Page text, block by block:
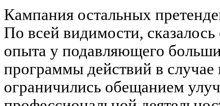
Кампания остальных
По всей видимости, сказалось
опыта у подавляющего
программы действий в
ограничились обещанием